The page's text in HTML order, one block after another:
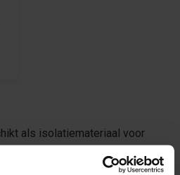
als isolatiemateriaal voor
isolatie. Kurk is een